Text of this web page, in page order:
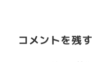
コメントを残す